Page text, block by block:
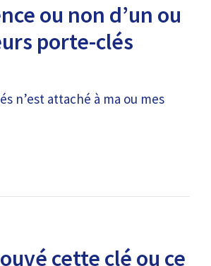
ou non d’un ou
porte-clés
n’est attaché à ma ou mes
cette clé ou ce